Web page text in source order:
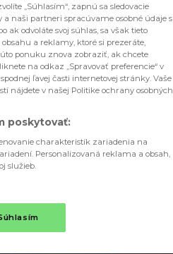
„Súhlasím“, zapnú sa sledovacie
a naši partneri spracúvame osobné údaje s
ak odvoláte svoj súhlas, sa však tieto
a reklamy, ktoré si prezeráte,
ponuku znova zobraziť, ak chcete
na odkaz „Spravovať preferencie“ v
ľavej časti internetovej stránky. Vaše
nájdete v našej Politike ochrany osobných
poskytovať:
charakteristík zariadenia na
Personalizovaná reklama a obsah,
služieb.